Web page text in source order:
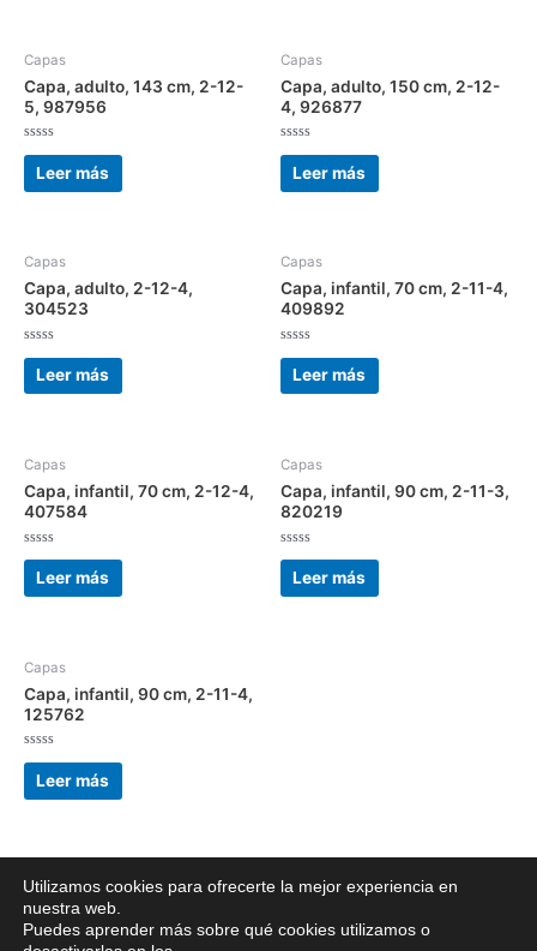
Capas
Capa, adulto, 143 cm, 2-12-
5, 987956
Valorado
con
de
Leer más
Capas
Capa, adulto, 150 cm, 2-12-
4, 926877
Valorado
con
de
Leer más
Capas
Capa, adulto, 2-12-4,
304523
Valorado
con
de
Leer más
Capas
Capa, infantil, 70 cm, 2-11-4,
409892
Valorado
con
de
Leer más
Capas
Capa, infantil, 70 cm, 2-12-4,
407584
Valorado
con
de
Leer más
Capas
Capa, infantil, 90 cm, 2-11-3,
820219
Valorado
con
de
Leer más
Capas
Capa, infantil, 90 cm, 2-11-4,
125762
Valorado
con
de
Leer más
Copyright © 2026 Bazar chino merkachina | Powered by
Utilizamos cookies para ofrecerte la mejor experiencia en
nuestra web.
Puedes aprender más sobre qué cookies utilizamos o